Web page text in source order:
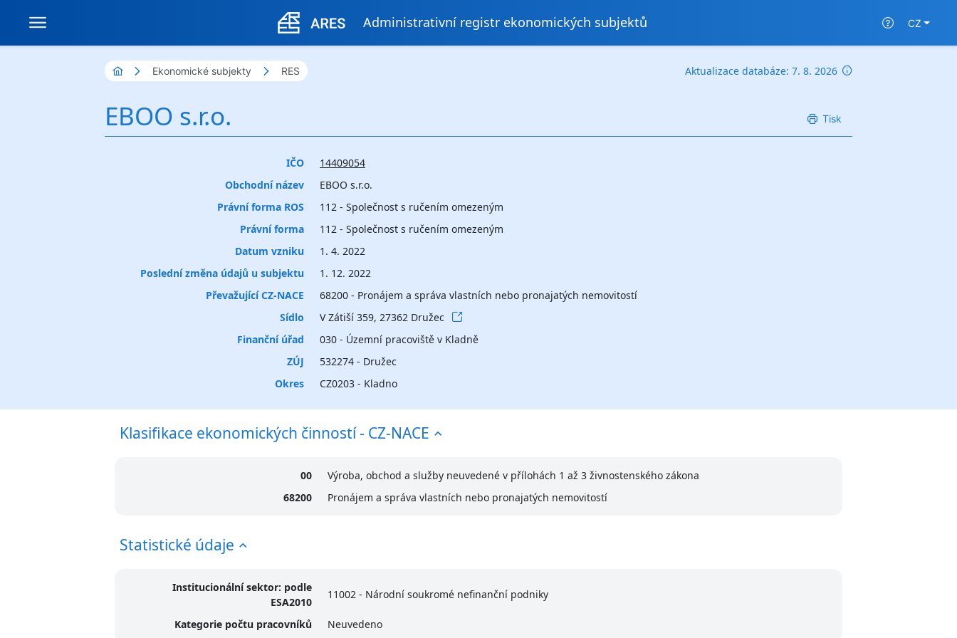
Administrativní registr ekonomických subjektů CZ
Ekonomické subjekty RES Aktualizace databáze: 7. 8. 2026
EBOO s.r.o. Tisk
IČO
14409054
Obchodní název
EBOO s.r.o.
Právní forma ROS
112 - Společnost s ručením omezeným
Právní forma
112 - Společnost s ručením omezeným
Datum vzniku
1. 4. 2022
Poslední změna údajů u subjektu
1. 12. 2022
Převažující CZ-NACE
68200 - Pronájem a správa vlastních nebo pronajatých nemovitostí
Sídlo
V Zátiší 359, 27362 Družec
Finanční úřad
030 - Územní pracoviště v Kladně
ZÚJ
532274 - Družec
Okres
CZ0203 - Kladno
Klasifikace ekonomických činností - CZ-NACE
00
Výroba, obchod a služby neuvedené v přílohách 1 až 3 živnostenského zákona
68200
Pronájem a správa vlastních nebo pronajatých nemovitostí
Statistické údaje
Institucionální sektor: podle
ESA2010
11002 - Národní soukromé nefinanční podniky
Kategorie počtu pracovníků Neuvedeno